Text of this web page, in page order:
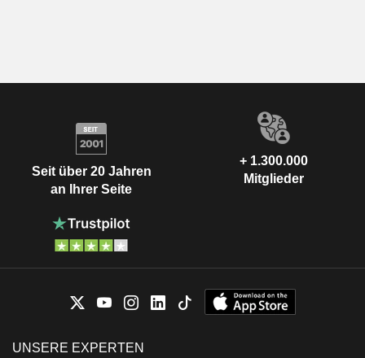
Seit über 20 Jahren
an Ihrer Seite
+ 1.300.000
Mitglieder
UNSERE EXPERTEN